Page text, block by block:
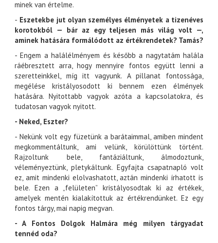
minek van értelme.
- Eszetekbe jut olyan személyes élményetek a tizenéves
korotokból — bár az egy teljesen más világ volt —,
aminek hatására formálódott az értékrendetek? Tamás?
- Engem a halálélményem és később a nagytatám halála
ráébresztett arra, hogy mennyire fontos együtt lenni a
szeretteinkkel, míg itt vagyunk. A pillanat fontossága,
megélése kristályosodott ki bennem ezen élmények
hatására. Nyitottabb vagyok azóta a kapcsolatokra, és
tudatosan vagyok nyitott.
- Neked, Eszter?
- Nekünk volt egy füzetünk a barátaimmal, amiben mindent
megkommentáltunk, ami velünk, körülöttünk történt.
Rajzoltunk bele, fantáziáltunk, álmodoztunk,
véleményeztünk, pletykáltunk. Egyfajta csapatnapló volt
ez, amit mindenki elolvashatott, aztán mindenki írhatott is
bele. Ezen a „felületen” kristályosodtak ki az értékek,
amelyek mentén kialakítottuk az értékrendünket. Ez egy
fontos tárgy, mai napig megvan.
- A Fontos Dolgok Halmára még milyen tárgyadat
tennéd oda?